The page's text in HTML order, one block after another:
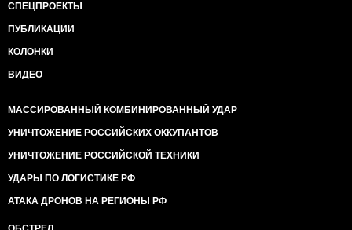
СПЕЦПРОЕКТЫ
ПУБЛИКАЦИИ
КОЛОНКИ
ВИДЕО
МАССИРОВАННЫЙ КОМБИНИРОВАННЫЙ УДАР
УНИЧТОЖЕНИЕ РОССИЙСКИХ ОККУПАНТОВ
УНИЧТОЖЕНИЕ РОССИЙСКОЙ ТЕХНИКИ
УДАРЫ ПО ЛОГИСТИКЕ РФ
АТАКА ДРОНОВ НА РЕГИОНЫ РФ